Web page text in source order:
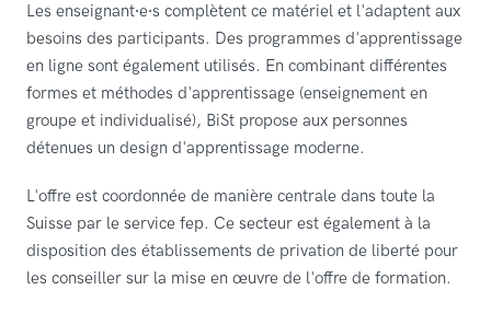
Les enseignant⸱e⸱s complètent ce matériel et l'adaptent aux
besoins des participants. Des programmes d'apprentissage
en ligne sont également utilisés. En combinant différentes
formes et méthodes d'apprentissage (enseignement en
groupe et individualisé), BiSt propose aux personnes
détenues un design d'apprentissage moderne.
L'offre est coordonnée de manière centrale dans toute la
Suisse par le service fep. Ce secteur est également à la
disposition des établissements de privation de liberté pour
les conseiller sur la mise en œuvre de l'offre de formation.